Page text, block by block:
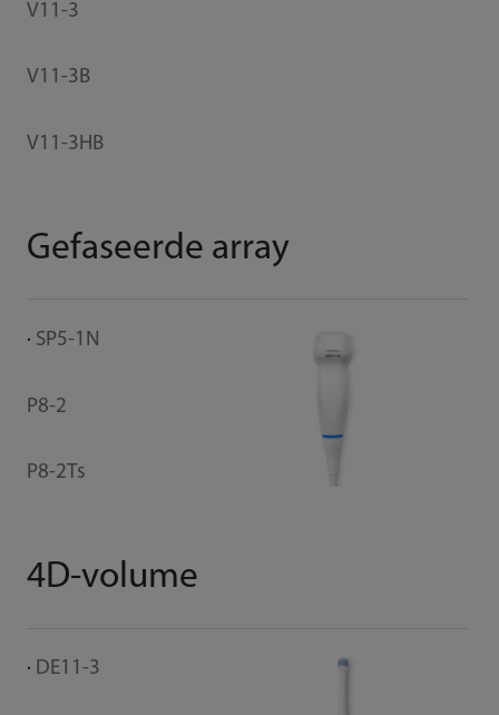
V11-3
V11-3B
V11-3HB
Gefaseerde array
SP5-1N
P8-2
P8-2Ts
4D-volume
DE11-3